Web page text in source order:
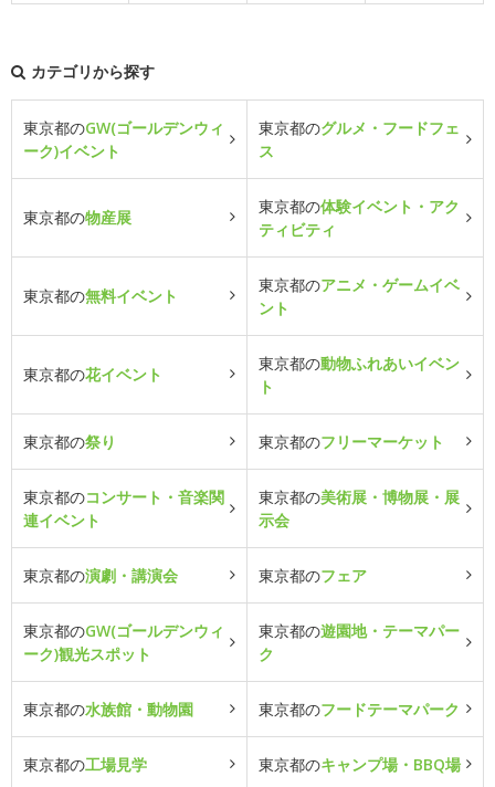
カテゴリから探す
東京都のGW(ゴールデンウィ
ーク)イベント
東京都のグルメ・フードフェ
ス
東京都の物産展
東京都の体験イベント・アク
ティビティ
東京都の無料イベント
東京都のアニメ・ゲームイベ
ント
東京都の花イベント
東京都の動物ふれあいイベン
ト
東京都の祭り 東京都のフリーマーケット
東京都のコンサート・音楽関
連イベント
東京都の美術展・博物展・展
示会
東京都の演劇・講演会 東京都のフェア
東京都のGW(ゴールデンウィ
ーク)観光スポット
東京都の遊園地・テーマパー
ク
東京都の水族館・動物園 東京都のフードテーマパーク
東京都の工場見学 東京都のキャンプ場・BBQ場